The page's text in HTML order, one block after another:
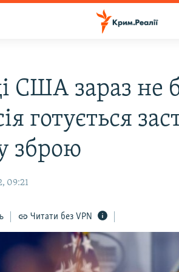
США зараз не
готується
зброю
09:21
Читати без VPN